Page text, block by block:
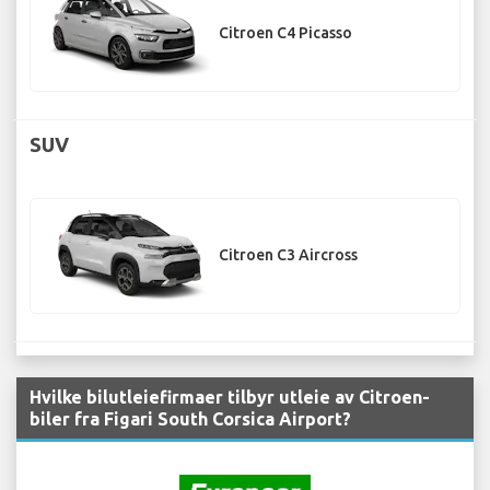
Citroen C4 Picasso
SUV
Citroen C3 Aircross
Hvilke bilutleiefirmaer tilbyr utleie av Citroen-
biler fra Figari South Corsica Airport?